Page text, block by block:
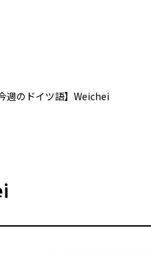
今週のドイツ語】Weichei